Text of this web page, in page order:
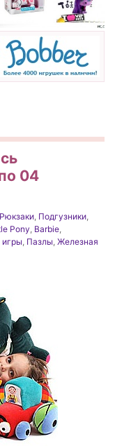
04
Рюкзаки Подгузники
Pony Barbie
Пазлы Железная